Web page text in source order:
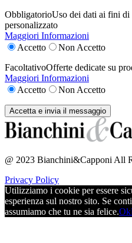
ObbligatorioUso dei dati ai fini
personalizzato
Maggiori Informazioni
Accetto
Non Accetto
FacoltativoOfferte dedicate su
Maggiori Informazioni
Accetto
Non Accetto
@ 2023 Bianchini&Capponi All
Privacy Policy
Utilizziamo i cookie per essere
esperienza sul nostro sito. Se
assumiamo che tu ne sia felice.Ok